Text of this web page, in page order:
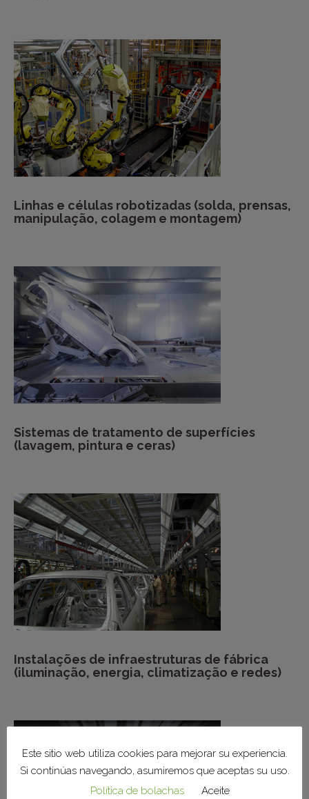
Linhas e células robotizadas (solda, prensas,
manipulação, colagem e montagem)
Sistemas de tratamento de superfícies
(lavagem, pintura e ceras)
Instalações de infraestruturas de fábrica
(iluminação, energia, climatização e redes)
Este sitio web utiliza cookies para mejorar su experiencia.
Si continúas navegando, asumiremos que aceptas su uso.
Política de bolachas
Aceite